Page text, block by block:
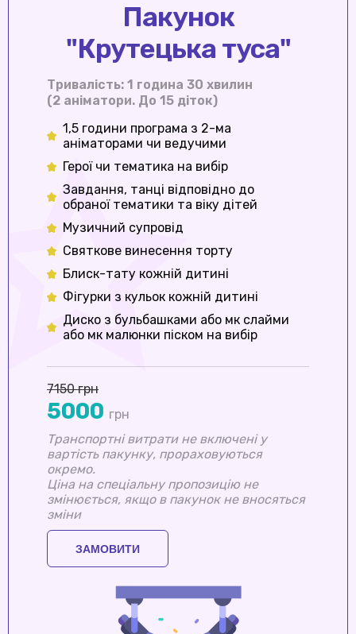
Пакунок
"Крутецька туса"
Тривалість: 1 година 30 хвилин
(2 аніматори. До 15 діток)
1,5 години програма з 2-ма
аніматорами чи ведучими
Герої чи тематика на вибір
Завдання, танці відповідно до
обраної тематики та віку дітей
Музичний супровід
Святкове винесення торту
Блиск-тату кожній дитині
Фігурки з кульок кожній дитині
Диско з бульбашками або мк слайми
або мк малюнки піском на вибір
7150 грн
5000 грн
Транспортні витрати не включені у
вартість пакунку, прораховуються
окремо.
Ціна на спеціальну пропозицію не
змінюється, якщо в пакунок не вносяться
зміни
ЗАМОВИТИ